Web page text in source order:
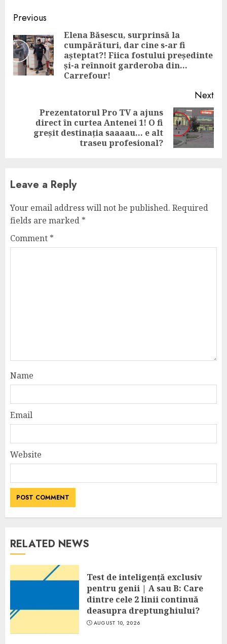
Continue
Reading
Previous
Elena Băsescu, surprinsă la
cumpărături, dar cine s-ar fi
așteptat?! Fiica fostului președinte
și-a reînnoit garderoba din…
Carrefour!
Next
post:
Prezentatorul Pro TV a ajuns
direct în curtea Antenei 1! O fi
greșit destinația saaaau… e alt
traseu profesional?
Leave a Reply
Your email address will not be published. Required
fields are marked *
Comment *
Name
Email
Website
RELATED NEWS
Test de inteligență exclusiv
pentru genii | A sau B: Care
dintre cele 2 linii continuă
deasupra dreptunghiului?
AUGUST 10, 2026